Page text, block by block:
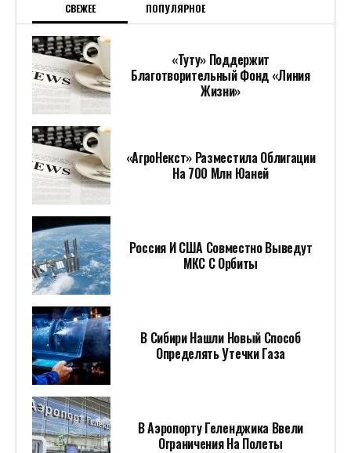
СВЕЖЕЕ ПОПУЛЯРНОЕ
«Туту» Поддержит
Благотворительный Фонд «Линия
Жизни»
«АгроНекст» Разместила Облигации
На 700 Млн Юаней
Россия И США Совместно Выведут
МКС С Орбиты
В Сибири Нашли Новый Способ
Определять Утечки Газа
В Аэропорту Геленджика Ввели
Ограничения На Полеты